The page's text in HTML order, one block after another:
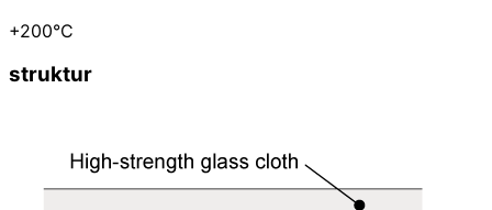
+200°C
struktur